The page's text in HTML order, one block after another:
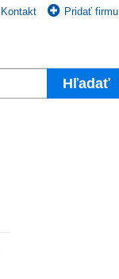
Kontakt Pridať firmu
Hľadať